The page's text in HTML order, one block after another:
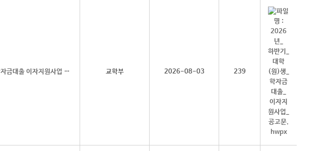
2026년 하반기 울산광역시 대학(원)생 학자금대출 이자지원사업 안내 교학부 2026-08-03 239